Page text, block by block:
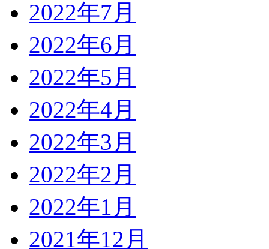
2022年7月
2022年6月
2022年5月
2022年4月
2022年3月
2022年2月
2022年1月
2021年12月